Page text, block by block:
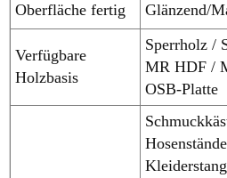
Oberfläche fertig
Glänzend/
Verfügbare
Holzbasis
Sperrholz /
MR HDF /
OSB-Platte